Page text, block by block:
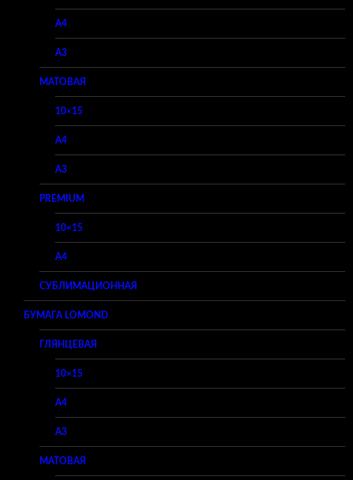
A4
A3
МАТОВАЯ
10×15
A4
A3
PREMIUM
10×15
A4
СУБЛИМАЦИОННАЯ
БУМАГА LOMOND
ГЛЯНЦЕВАЯ
10×15
A4
A3
МАТОВАЯ